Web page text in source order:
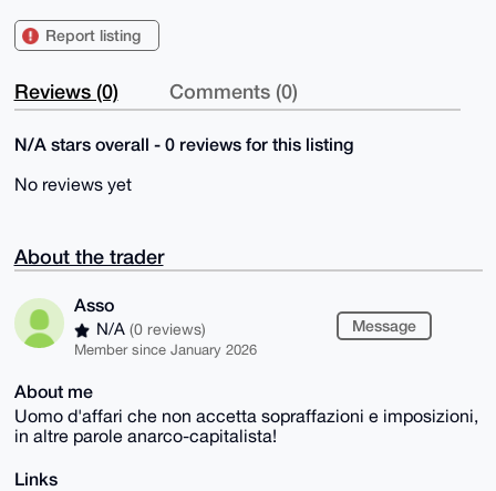
Report listing
Reviews (0) Comments (0)
N/A stars overall - 0 reviews for this listing
No reviews yet
About the trader
Asso
N/A (0 reviews)
Member since January 2026
Message
About me
Uomo d'affari che non accetta sopraffazioni e imposizioni,
in altre parole anarco-capitalista!
Links